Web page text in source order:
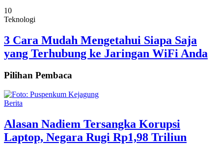
10
Teknologi
3 Cara Mudah Mengetahui Siapa Saja
yang Terhubung ke Jaringan WiFi Anda
Pilihan Pembaca
Berita
Alasan Nadiem Tersangka Korupsi
Laptop, Negara Rugi Rp1,98 Triliun